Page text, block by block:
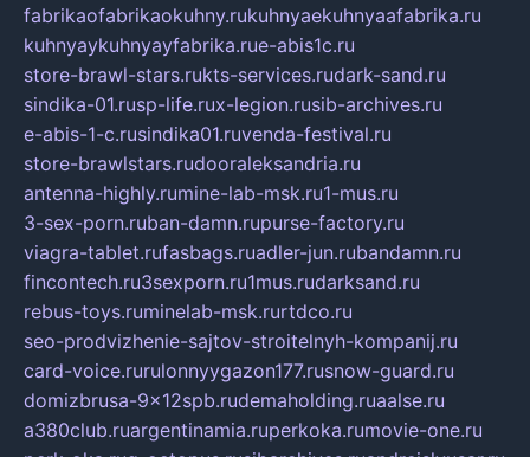
fabrikaofabrikaokuhny.rukuhnyaekuhnyaafabrika.ru
kuhnyaykuhnyayfabrika.rue-abis1c.ru
store-brawl-stars.rukts-services.rudark-sand.ru
sindika-01.rusp-life.rux-legion.rusib-archives.ru
e-abis-1-c.rusindika01.ruvenda-festival.ru
store-brawlstars.rudooraleksandria.ru
antenna-highly.rumine-lab-msk.ru1-mus.ru
3-sex-porn.ruban-damn.rupurse-factory.ru
viagra-tablet.rufasbags.ruadler-jun.rubandamn.ru
fincontech.ru3sexporn.ru1mus.rudarksand.ru
rebus-toys.ruminelab-msk.rurtdco.ru
seo-prodvizhenie-sajtov-stroitelnyh-kompanij.ru
card-voice.rurulonnyygazon177.rusnow-guard.ru
domizbrusa-9x12spb.rudemaholding.ruaalse.ru
a380club.ruargentinamia.ruperkoka.rumovie-one.ru